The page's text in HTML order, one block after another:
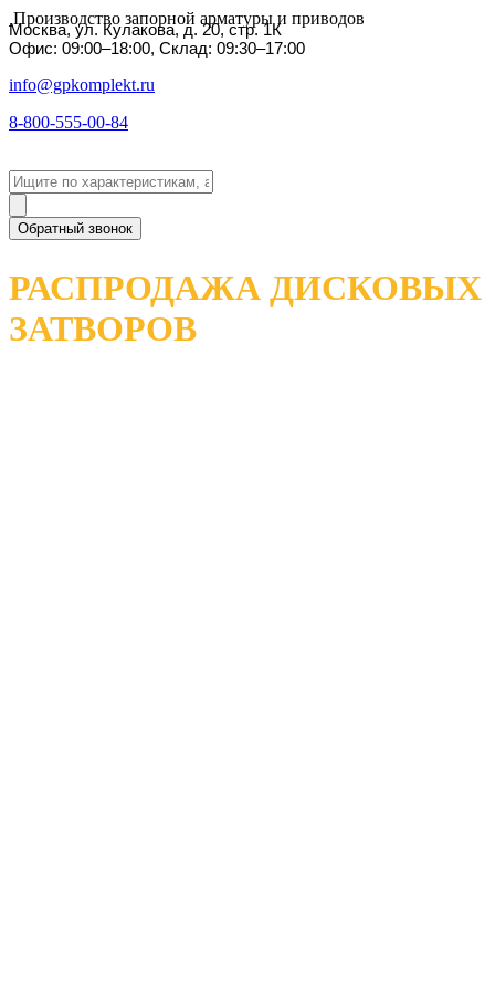
Производство запорной арматуры и приводов
Москва, ул. Кулакова, д. 20, стр. 1К
Офис: 09:00–18:00, Склад: 09:30–17:00
info@gpkomplekt.ru
8-800-555-00-84
Обратный звонок
РАСПРОДАЖА ДИСКОВЫХ
ЗАТВОРОВ